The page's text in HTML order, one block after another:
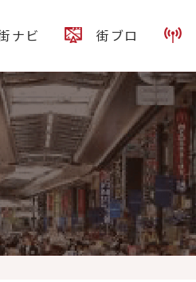
ナビ 街ブロ
』です。豚バラ肉と165gのたっぷり